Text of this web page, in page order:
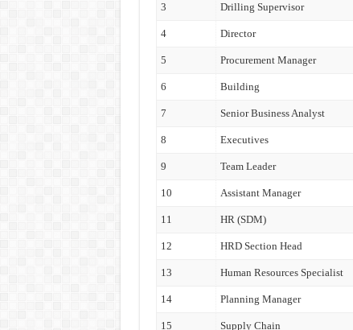
3 Drilling Supervisor
4 Director
5 Procurement Manager
6 Building
7 Senior Business Analyst
8 Executives
9 Team Leader
10 Assistant Manager
11 HR (SDM)
12 HRD Section Head
13 Human Resources Specialist
14 Planning Manager
15 Supply Chain